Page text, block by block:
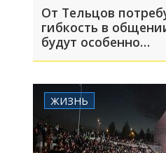
От Тельцов
гибкость в
будут особенно
обаятельными
ЖИЗНЬ